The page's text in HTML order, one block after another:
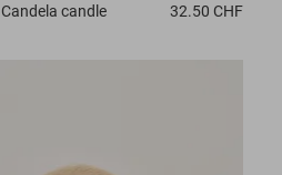
Candela candle 32.50 CHF